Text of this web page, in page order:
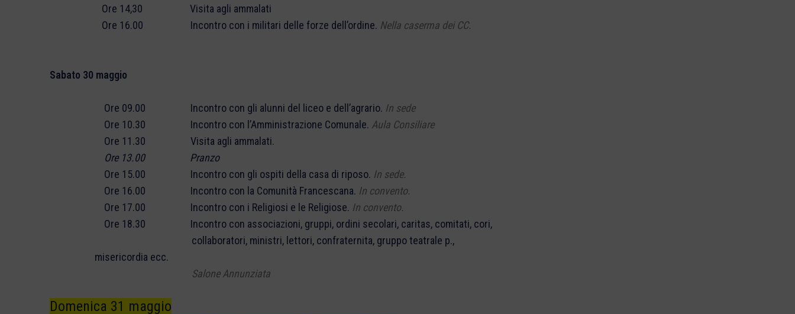
Ore 14,30 Visita agli ammalati
Ore 16.00 Incontro con i militari delle forze dell’ordine. Nella caserma dei CC.
Sabato 30 maggio
Ore 09.00 Incontro con gli alunni del liceo e dell’agrario. In sede
Ore 10.30 Incontro con l’Amministrazione Comunale. Aula Consiliare
Ore 11.30 Visita agli ammalati.
Ore 13.00 Pranzo
Ore 15.00 Incontro con gli ospiti della casa di riposo. In sede.
Ore 16.00 Incontro con la Comunità Francescana. In convento.
Ore 17.00 Incontro con i Religiosi e le Religiose. In convento.
Ore 18.30 Incontro con associazioni, gruppi, ordini secolari, caritas, comitati, cori,
collaboratori, ministri, lettori, confraternita, gruppo teatrale p.,
misericordia ecc.
Salone Annunziata
Domenica 31 maggio